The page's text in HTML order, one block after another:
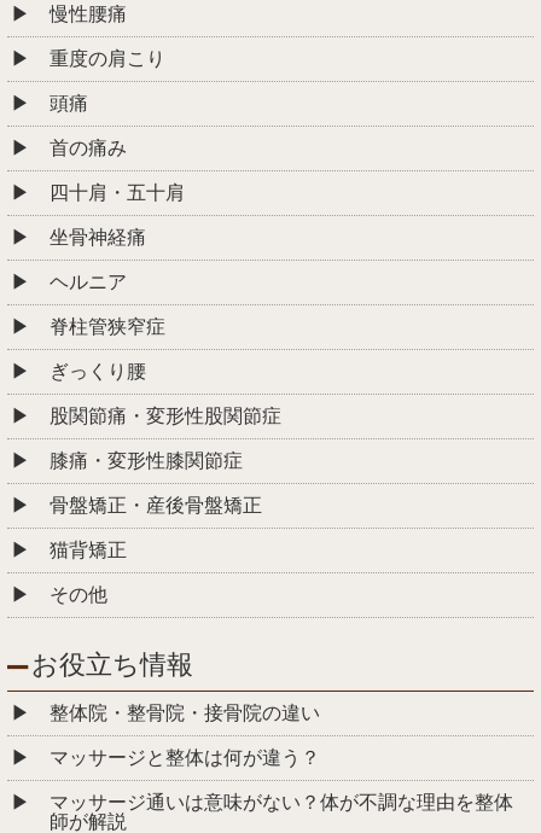
慢性腰痛
重度の肩こり
頭痛
首の痛み
四十肩・五十肩
坐骨神経痛
ヘルニア
脊柱管狭窄症
ぎっくり腰
股関節痛・変形性股関節症
膝痛・変形性膝関節症
骨盤矯正・産後骨盤矯正
猫背矯正
その他
お役立ち情報
整体院・整骨院・接骨院の違い
マッサージと整体は何が違う？
マッサージ通いは意味がない？体が不調な理由を整体
師が解説